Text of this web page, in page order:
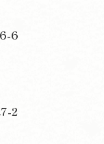
6
2